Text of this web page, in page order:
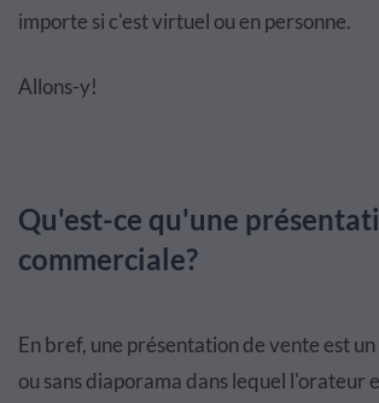
importe si c'est virtuel ou en personne.
Allons-y!
Qu'est-ce qu'une
commerciale?
En bref, une présentation de vente est
ou sans diaporama dans lequel l'orateur